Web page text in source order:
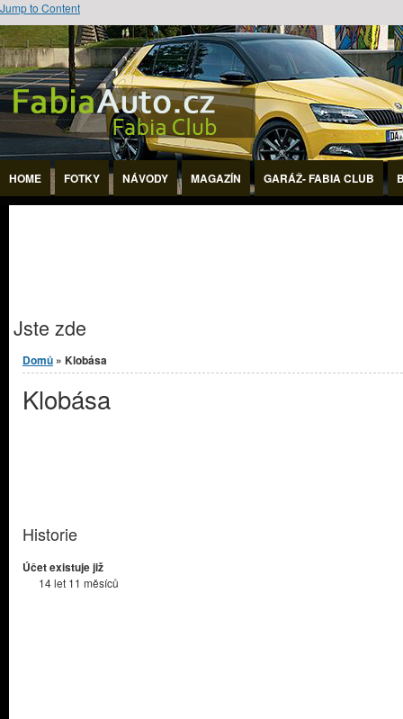
Jump to Content
HOME FOTKY NÁVODY MAGAZÍN GARÁŽ- FABIA CLUB
Jste zde
Domů » Klobása
Klobása
Historie
Účet existuje již
14 let 11 měsíců